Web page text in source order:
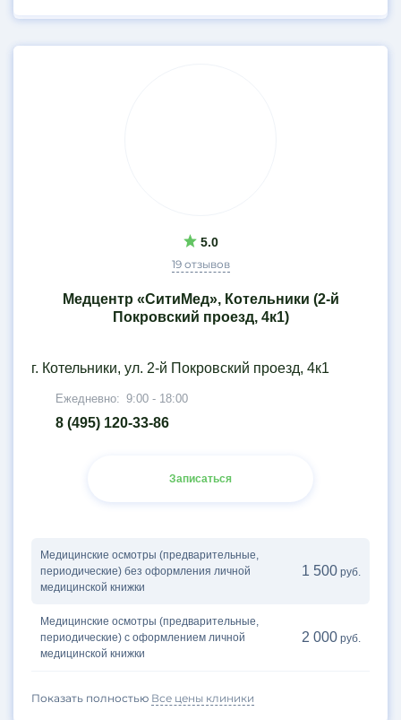
5.0
19 отзывов
Медцентр «СитиМед», Котельники (2-й
Покровский проезд, 4к1)
г. Котельники, ул. 2-й Покровский проезд, 4к1
Ежедневно: 9:00 - 18:00
8 (495) 120-33-86
Записаться
Медицинские осмотры (предварительные,
периодические) без оформления личной
медицинской книжки
1 500 руб.
Медицинские осмотры (предварительные,
периодические) с оформлением личной
медицинской книжки
2 000 руб.
Показать полностью Все цены клиники